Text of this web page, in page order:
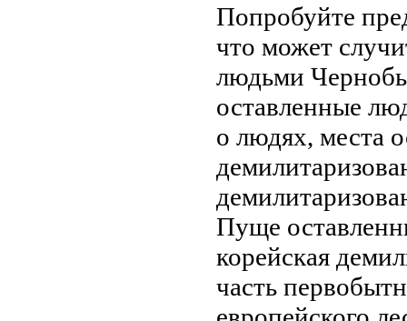
Попробуйте
что может
людьми
оставленные
о людях, места
Пуще
корейская
часть